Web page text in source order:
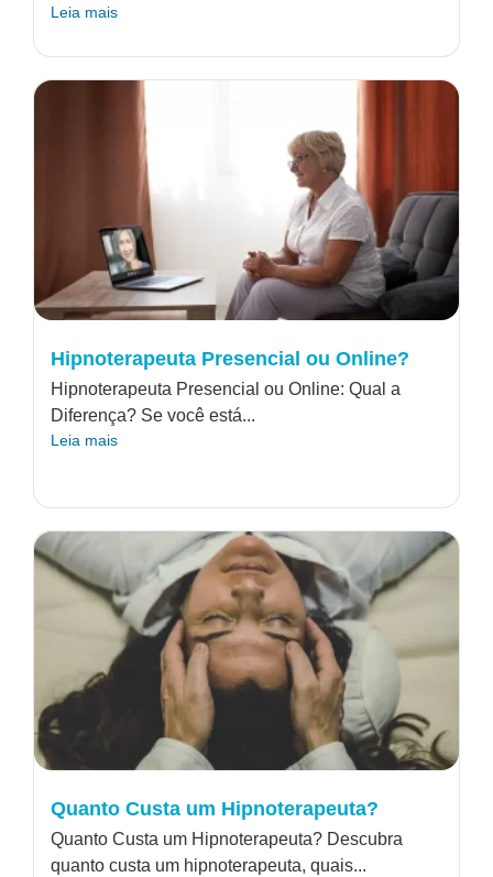
Leia mais
Hipnoterapeuta Presencial ou Online?
Hipnoterapeuta Presencial ou Online: Qual a
Diferença? Se você está...
Leia mais
Quanto Custa um Hipnoterapeuta?
Quanto Custa um Hipnoterapeuta? Descubra
quanto custa um hipnoterapeuta, quais...